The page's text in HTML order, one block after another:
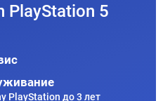
PlayStation 5
PlayStation до 3 лет